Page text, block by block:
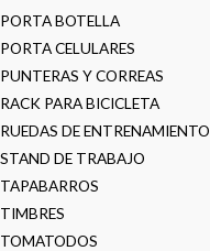
PORTA BOTELLA
PORTA CELULARES
PUNTERAS Y CORREAS
RACK PARA BICICLETA
RUEDAS DE ENTRENAMIENTO
STAND DE TRABAJO
TAPABARROS
TIMBRES
TOMATODOS